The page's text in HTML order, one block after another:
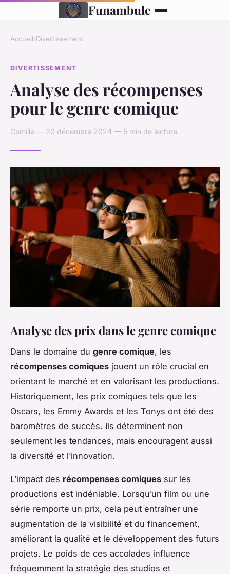
Funambule
Accueil›Divertissement
DIVERTISSEMENT
Analyse des récompenses
pour le genre comique
Camille — 20 décembre 2024 — 5 min de lecture
Analyse des prix dans le genre comique
Dans le domaine du genre comique, les
récompenses comiques jouent un rôle crucial en
orientant le marché et en valorisant les productions.
Historiquement, les prix comiques tels que les
Oscars, les Emmy Awards et les Tonys ont été des
baromètres de succès. Ils déterminent non
seulement les tendances, mais encouragent aussi
la diversité et l’innovation.
L’impact des récompenses comiques sur les
productions est indéniable. Lorsqu’un film ou une
série remporte un prix, cela peut entraîner une
augmentation de la visibilité et du financement,
améliorant la qualité et le développement des futurs
projets. Le poids de ces accolades influence
fréquemment la stratégie des studios et